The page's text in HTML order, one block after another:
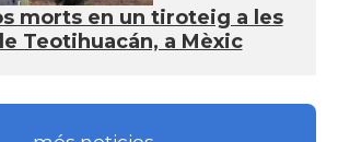
morts en un tiroteig a les
Teotihuacán, a Mèxic